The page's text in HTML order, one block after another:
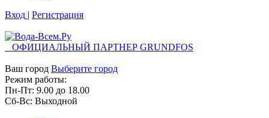
Вход | Регистрация
ОФИЦИАЛЬНЫЙ ПАРТНЕР GRUNDFOS
Ваш город Выберите город
Режим работы:
Пн-Пт: 9.00 до 18.00
Сб-Вс: Выходной